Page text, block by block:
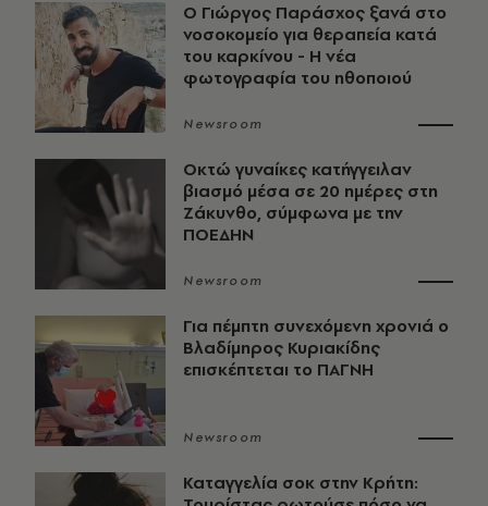
O Γιώργος Παράσχος ξανά στο
νοσοκομείο για θεραπεία κατά
του καρκίνου - Η νέα
φωτογραφία του ηθοποιού
Newsroom
Οκτώ γυναίκες κατήγγειλαν
βιασμό μέσα σε 20 ημέρες στη
Ζάκυνθο, σύμφωνα με την
ΠΟΕΔΗΝ
Newsroom
Για πέμπτη συνεχόμενη χρονιά ο
Βλαδίμηρος Κυριακίδης
επισκέπτεται το ΠΑΓΝΗ
Newsroom
Καταγγελία σοκ στην Κρήτη: